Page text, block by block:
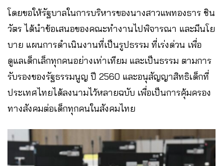
โดยขอให้รัฐบาลในการบริหารของนางสาวแพทองธาร ชิน
วัตร ได้นำข้อเสนอของคณะทำงานไปพิจารณา และมีนโย
บาย แผนการดำเนินงานที่เป็นรูปธรรม ที่เร่งด่วน เพื่อ
ดูแลเด็กเล็กทุกคนอย่างเท่าเทียม และเป็นธรรม ตามการ
รับรองของรัฐธรรมนูญ ปี 2560 และอนุสัญญาสิทธิเด็กที่
ประเทศไทยได้ลงนามไว้หลายฉบับ เพื่อเป็นการคุ้มครอง
ทางสังคมต่อเด็กทุกคนในสังคมไทย